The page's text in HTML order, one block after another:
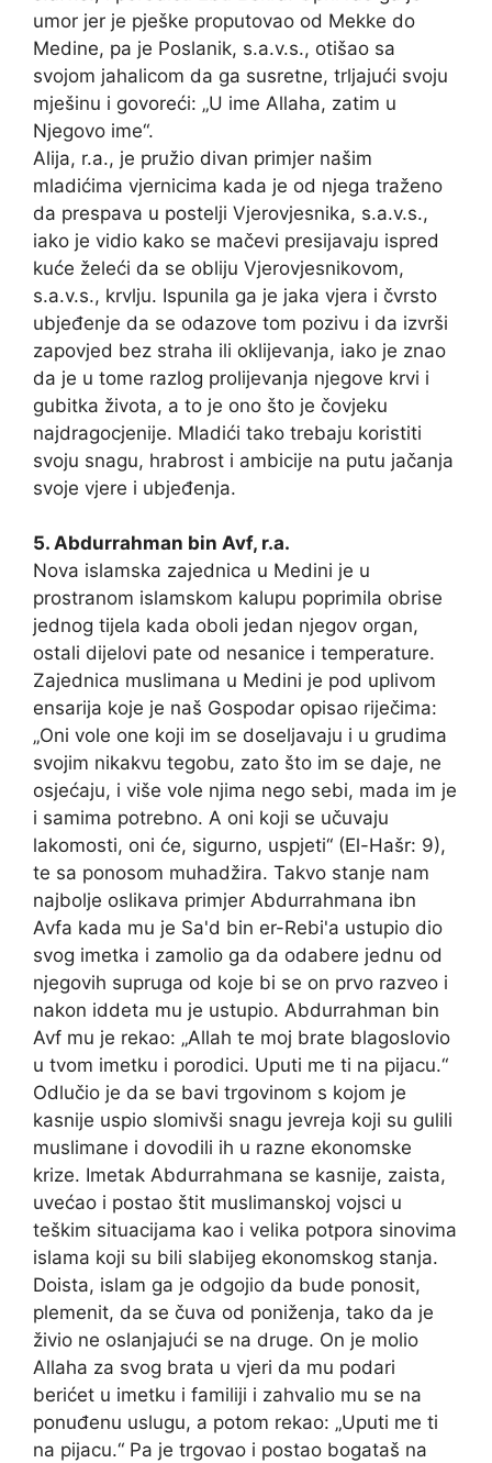
umor jer je pješke proputovao od Mekke do
Medine, pa je Poslanik, s.a.v.s., otišao sa
svojom jahalicom da ga susretne, trljajući svoju
mješinu i govoreći: „U ime Allaha, zatim u
Njegovo ime“.
Alija, r.a., je pružio divan primjer našim
mladićima vjernicima kada je od njega traženo
da prespava u postelji Vjerovjesnika, s.a.v.s.,
iako je vidio kako se mačevi presijavaju ispred
kuće želeći da se obliju Vjerovjesnikovom,
s.a.v.s., krvlju. Ispunila ga je jaka vjera i čvrsto
ubjeđenje da se odazove tom pozivu i da izvrši
zapovjed bez straha ili oklijevanja, iako je znao
da je u tome razlog prolijevanja njegove krvi i
gubitka života, a to je ono što je čovjeku
najdragocjenije. Mladići tako trebaju koristiti
svoju snagu, hrabrost i ambicije na putu jačanja
svoje vjere i ubjeđenja.
5. Abdurrahman bin Avf, r.a.
Nova islamska zajednica u Medini je u
prostranom islamskom kalupu poprimila obrise
jednog tijela kada oboli jedan njegov organ,
ostali dijelovi pate od nesanice i temperature.
Zajednica muslimana u Medini je pod uplivom
ensarija koje je naš Gospodar opisao riječima:
„Oni vole one koji im se doseljavaju i u grudima
svojim nikakvu tegobu, zato što im se daje, ne
osjećaju, i više vole njima nego sebi, mada im je
i samima potrebno. A oni koji se učuvaju
lakomosti, oni će, sigurno, uspjeti“ (El-Hašr: 9),
te sa ponosom muhadžira. Takvo stanje nam
najbolje oslikava primjer Abdurrahmana ibn
Avfa kada mu je Sa'd bin er-Rebi'a ustupio dio
svog imetka i zamolio ga da odabere jednu od
njegovih supruga od koje bi se on prvo razveo i
nakon iddeta mu je ustupio. Abdurrahman bin
Avf mu je rekao: „Allah te moj brate blagoslovio
u tvom imetku i porodici. Uputi me ti na pijacu.“
Odlučio je da se bavi trgovinom s kojom je
kasnije uspio slomivši snagu jevreja koji su gulili
muslimane i dovodili ih u razne ekonomske
krize. Imetak Abdurrahmana se kasnije, zaista,
uvećao i postao štit muslimanskoj vojsci u
teškim situacijama kao i velika potpora sinovima
islama koji su bili slabijeg ekonomskog stanja.
Doista, islam ga je odgojio da bude ponosit,
plemenit, da se čuva od poniženja, tako da je
živio ne oslanjajući se na druge. On je molio
Allaha za svog brata u vjeri da mu podari
berićet u imetku i familiji i zahvalio mu se na
ponuđenu uslugu, a potom rekao: „Uputi me ti
na pijacu.“ Pa je trgovao i postao bogataš na